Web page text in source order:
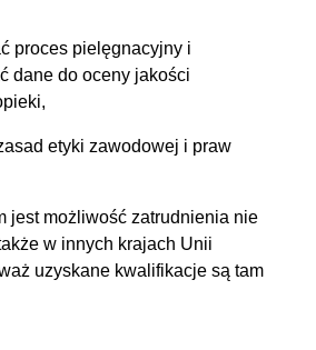
proces pielęgnacyjny i
dane do oceny jakości
etyki zawodowej i praw
jest możliwość zatrudnienia nie
w innych krajach Unii
uzyskane kwalifikacje są tam